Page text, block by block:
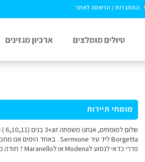
התחברות / הרשמה לאתר
טיולים מומלצים ארכיון מגזינים
מומחי תיירות
פררי כדאי לנסוע לModena או לMaranello ? תודה מראש ולדה